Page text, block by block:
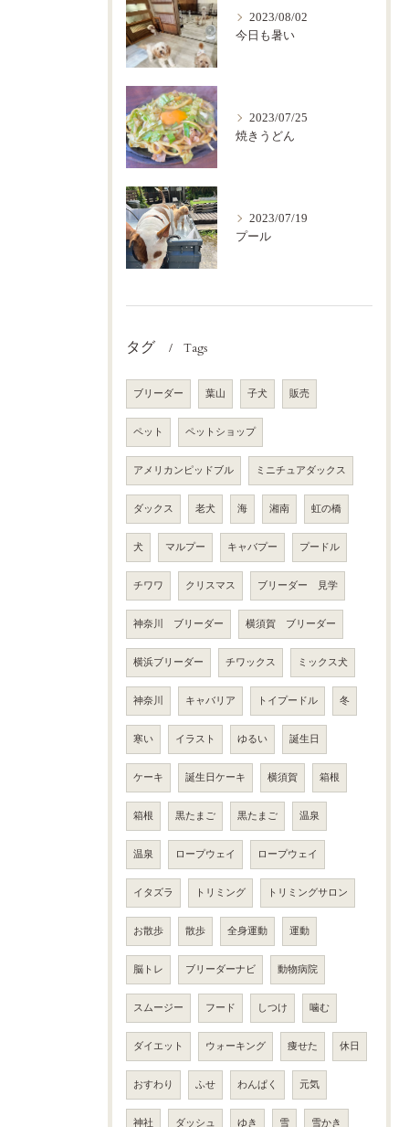
2023/08/02
今日も暑い
2023/07/25
焼きうどん
2023/07/19
プール
タグ Tags
ブリーダー 葉山 子犬 販売
ペット ペットショップ
アメリカンピッドブル ミニチュアダックス
ダックス 老犬 海 湘南 虹の橋
犬 マルプー キャバプー プードル
チワワ クリスマス ブリーダー 見学
神奈川 ブリーダー 横須賀 ブリーダー
横浜ブリーダー チワックス ミックス犬
神奈川 キャバリア トイプードル 冬
寒い イラスト ゆるい 誕生日
ケーキ 誕生日ケーキ 横須賀 箱根
箱根 黒たまご 黒たまご 温泉
温泉 ロープウェイ ロープウェイ
イタズラ トリミング トリミングサロン
お散歩 散歩 全身運動 運動
脳トレ ブリーダーナビ 動物病院
スムージー フード しつけ 噛む
ダイエット ウォーキング 痩せた 休日
おすわり ふせ わんぱく 元気
神社 ダッシュ ゆき 雪 雪かき